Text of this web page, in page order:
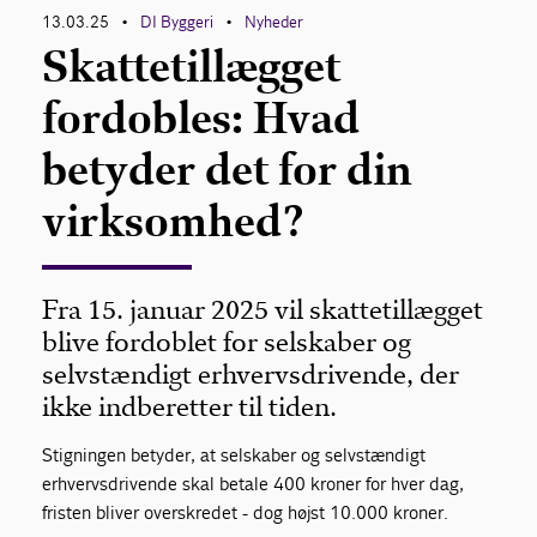
13.03.25 • DI Byggeri • Nyheder
Skattetillægget
fordobles: Hvad
betyder det for din
virksomhed?
Fra 15. januar 2025 vil skattetillægget
blive fordoblet for selskaber og
selvstændigt erhvervsdrivende, der
ikke indberetter til tiden.
Stigningen betyder, at selskaber og selvstændigt
erhvervsdrivende skal betale 400 kroner for hver dag,
fristen bliver overskredet - dog højst 10.000 kroner.